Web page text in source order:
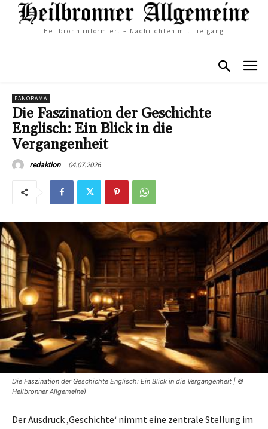
Heilbronn informiert – Nachrichten mit Tiefgang
PANORAMA
Die Faszination der Geschichte
Englisch: Ein Blick in die
Vergangenheit
redaktion 04.07.2026
Die Faszination der Geschichte Englisch: Ein Blick in die Vergangenheit | ©
Heilbronner Allgemeine)
Der Ausdruck ‚Geschichte‘ nimmt eine zentrale Stellung im